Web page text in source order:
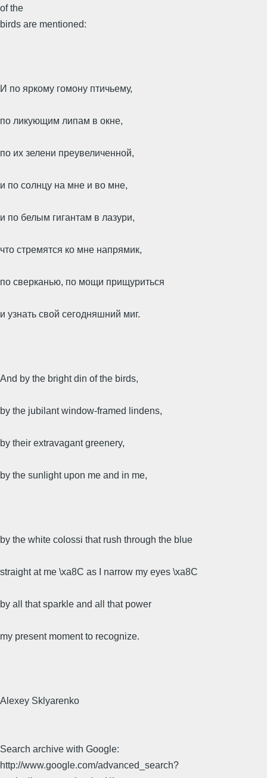
of the
birds are mentioned:
И по яркому гомону птичьему,
по ликующим липам в окне,
по их зелени преувеличенной,
и по солнцу на мне и во мне,
и по белым гигантам в лазури,
что стремятся ко мне напрямик,
по сверканью, по мощи прищуриться
и узнать свой сегодняшний миг.
And by the bright din of the birds,
by the jubilant window-framed lindens,
by their extravagant greenery,
by the sunlight upon me and in me,
by the white colossi that rush through the blue
straight at me \xa8C as I narrow my eyes \xa8C
by all that sparkle and all that power
my present moment to recognize.
Alexey Sklyarenko
Search archive with Google:
http://www.google.com/advanced_search?